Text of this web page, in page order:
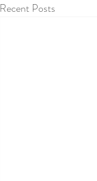
Recent Posts